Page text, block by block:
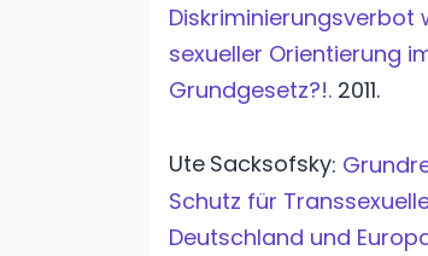
Diskriminierungsverbot
sexueller Orientierung
Grundgesetz?!. 2011.
Ute Sacksofsky:
Schutz für
Deutschland und